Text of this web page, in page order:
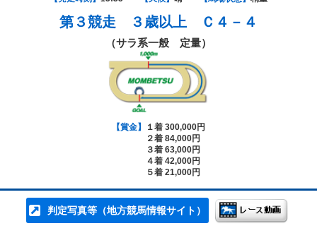
第３競走 ３歳以上 Ｃ４－４
（サラ系一般 定量）
【賞金】
１着 300,000円
２着 84,000円
３着 63,000円
４着 42,000円
５着 21,000円
判定写真等（地方競馬情報サイト）